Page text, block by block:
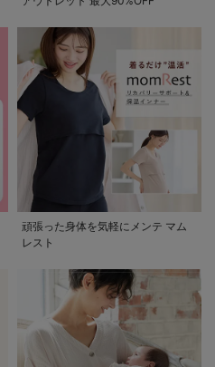
頑張った身体を気軽にメンテ マム
レスト